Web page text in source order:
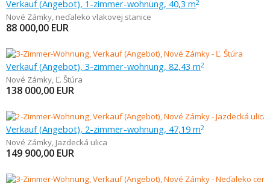
Verkauf (Angebot), 1-zimmer-wohnung, 40,3 m2
Nové Zámky, neďaleko vlakovej stanice
88 000,00 EUR
Verkauf (Angebot), 3-zimmer-wohnung, 82,43 m2
Nové Zámky, Ľ. Štúra
138 000,00 EUR
Verkauf (Angebot), 2-zimmer-wohnung, 47,19 m2
Nové Zámky, Jazdecká ulica
149 900,00 EUR